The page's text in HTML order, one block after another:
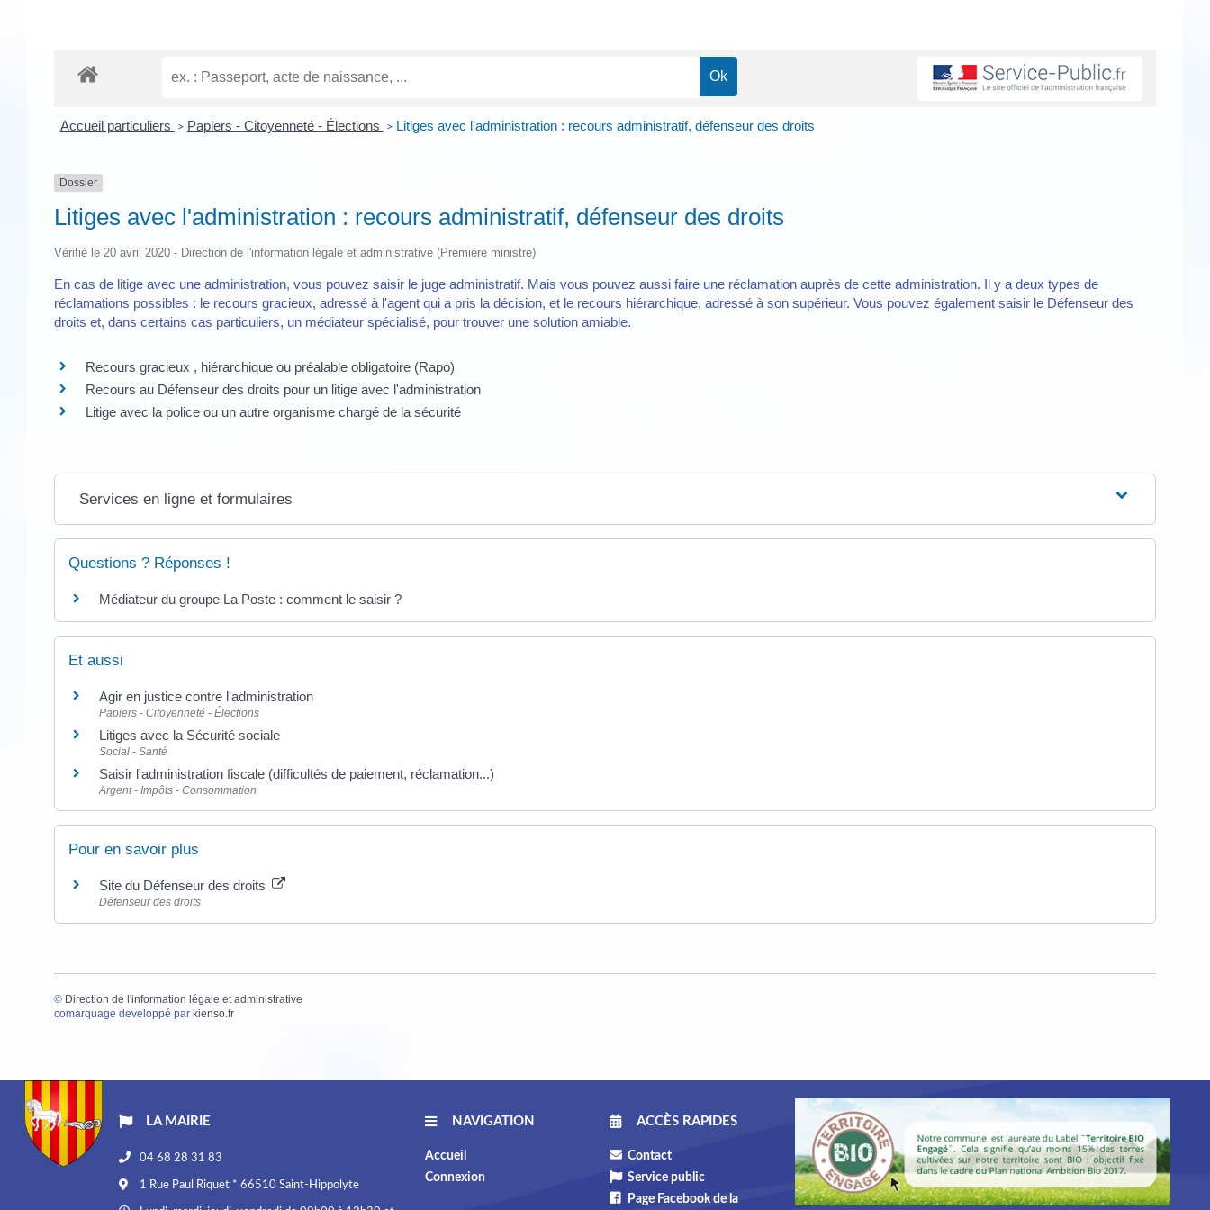
Accueil particuliers > Papiers - Citoyenneté - Élections > Litiges avec l'administration : recours administratif, défenseur des droits
Dossier
Litiges avec l'administration : recours administratif, défenseur des droits
Vérifié le 20 avril 2020 - Direction de l'information légale et administrative (Première ministre)
En cas de litige avec une administration, vous pouvez saisir le juge administratif. Mais vous pouvez aussi faire une réclamation auprès de cette administration. Il y a deux types de
réclamations possibles : le recours gracieux, adressé à l'agent qui a pris la décision, et le recours hiérarchique, adressé à son supérieur. Vous pouvez également saisir le Défenseur des
droits et, dans certains cas particuliers, un médiateur spécialisé, pour trouver une solution amiable.
Recours gracieux , hiérarchique ou préalable obligatoire (Rapo)
Recours au Défenseur des droits pour un litige avec l'administration
Litige avec la police ou un autre organisme chargé de la sécurité
Services en ligne et formulaires
Questions ? Réponses !
Médiateur du groupe La Poste : comment le saisir ?
Et aussi
Agir en justice contre l'administration
Papiers - Citoyenneté - Élections
Litiges avec la Sécurité sociale
Social - Santé
Saisir l'administration fiscale (difficultés de paiement, réclamation...)
Argent - Impôts - Consommation
Pour en savoir plus
Site du Défenseur des droits
Défenseur des droits
© Direction de l'information légale et administrative
comarquage developpé par kienso.fr
LA MAIRIE
04 68 28 31 83
1 Rue Paul Riquet * 66510 Saint-Hippolyte
NAVIGATION
Accueil
Connexion
ACCÈS RAPIDES
Contact
Service public
Page Facebook de la